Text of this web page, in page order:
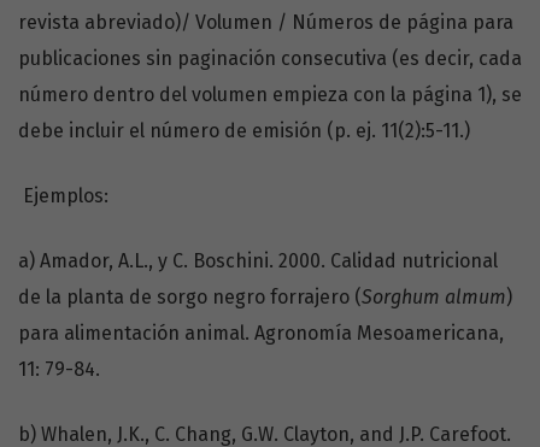
revista abreviado)/ Volumen / Números de página para
publicaciones sin paginación consecutiva (es decir, cada
número dentro del volumen empieza con la página 1), se
debe incluir el número de emisión (p. ej. 11(2):5-11.)
Ejemplos:
a) Amador, A.L., y C. Boschini. 2000. Calidad nutricional
de la planta de sorgo negro forrajero (Sorghum almum)
para alimentación animal. Agronomía Mesoamericana,
11: 79-84.
b) Whalen, J.K., C. Chang, G.W. Clayton, and J.P. Carefoot.